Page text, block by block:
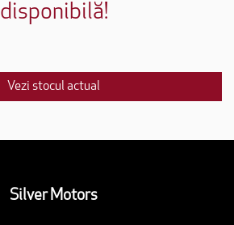
disponibilă!
Vezi stocul actual
Silver Motors